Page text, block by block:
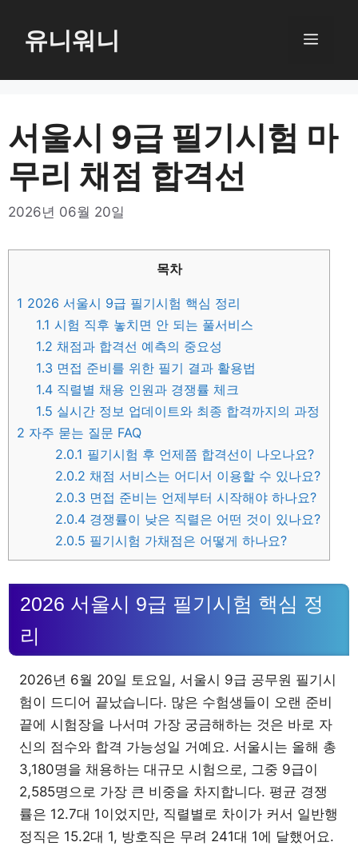
로
뛰
유니워니 메
서울시 9급 필기시험 마
무리 채점 합격선
2026년 06월 20일
목차
1 2026 서울시 9급 필기시험 핵심 정리
1.1 시험 직후 놓치면 안 되는 풀서비스
1.2 채점과 합격선 예측의 중요성
1.3 면접 준비를 위한 필기 결과 활용법
1.4 직렬별 채용 인원과 경쟁률 체크
1.5 실시간 정보 업데이트와 최종 합격까지의 과정
2 자주 묻는 질문 FAQ
2.0.1 필기시험 후 언제쯤 합격선이 나오나요?
2.0.2 채점 서비스는 어디서 이용할 수 있나요?
2.0.3 면접 준비는 언제부터 시작해야 하나요?
2.0.4 경쟁률이 낮은 직렬은 어떤 것이 있나요?
2.0.5 필기시험 가채점은 어떻게 하나요?
2026 서울시 9급 필기시험 핵심 정
리
2026년 6월 20일 토요일, 서울시 9급 공무원 필기시
험이 드디어 끝났습니다. 많은 수험생들이 오랜 준비
끝에 시험장을 나서며 가장 궁금해하는 것은 바로 자
신의 점수와 합격 가능성일 거예요. 서울시는 올해 총
3,180명을 채용하는 대규모 시험으로, 그중 9급이
2,585명으로 가장 큰 비중을 차지합니다. 평균 경쟁
률은 12.7대 1이었지만, 직렬별로 차이가 커서 일반행
정직은 15.2대 1, 방호직은 무려 241대 1에 달했어요.